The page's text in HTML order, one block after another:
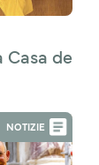
de
NOTIZIE